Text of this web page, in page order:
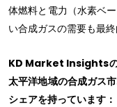
体燃料と電力（水素ベ
い合成ガスの需要も最終
KD Market Insightsの
太平洋地域の合成ガス
シェアを持っています：